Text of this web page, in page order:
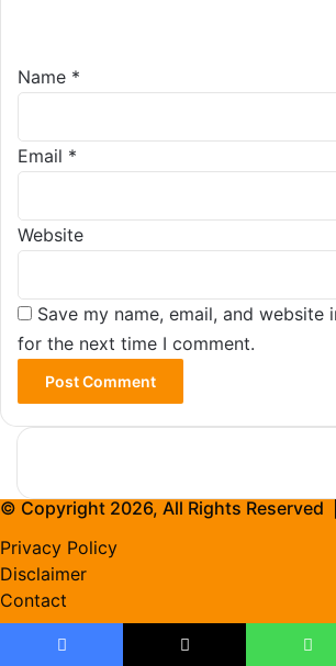
Name *
Email *
Website
Save my name, email, and website
for the next time I comment.
© Copyright 2026, All Rights Reserved |
Privacy Policy
Disclaimer
Contact